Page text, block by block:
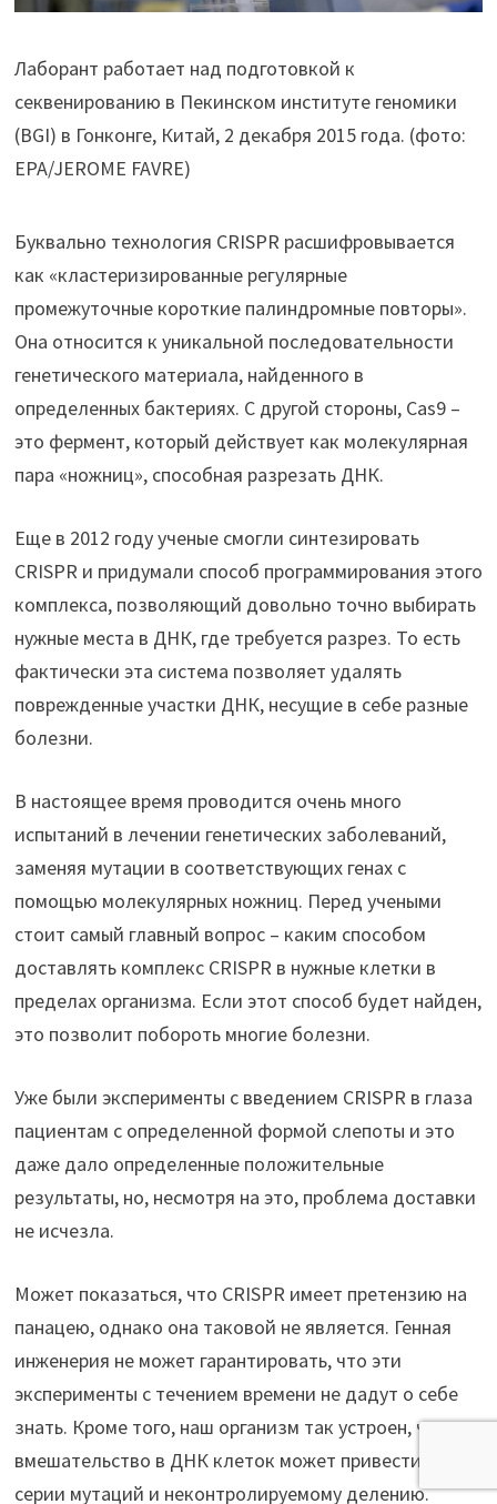
Лаборант работает над подготовкой к
секвенированию в Пекинском институте геномики
(BGI) в Гонконге, Китай, 2 декабря 2015 года. (фото:
EPA/JEROME FAVRE)
Буквально технология CRISPR расшифровывается
как «кластеризированные регулярные
промежуточные короткие палиндромные повторы».
Она относится к уникальной последовательности
генетического материала, найденного в
определенных бактериях. С другой стороны, Cas9 –
это фермент, который действует как молекулярная
пара «ножниц», способная разрезать ДНК.
Еще в 2012 году ученые смогли синтезировать
CRISPR и придумали способ программирования этого
комплекса, позволяющий довольно точно выбирать
нужные места в ДНК, где требуется разрез. То есть
фактически эта система позволяет удалять
поврежденные участки ДНК, несущие в себе разные
болезни.
В настоящее время проводится очень много
испытаний в лечении генетических заболеваний,
заменяя мутации в соответствующих генах с
помощью молекулярных ножниц. Перед учеными
стоит самый главный вопрос – каким способом
доставлять комплекс CRISPR в нужные клетки в
пределах организма. Если этот способ будет найден,
это позволит побороть многие болезни.
Уже были эксперименты с введением CRISPR в глаза
пациентам с определенной формой слепоты и это
даже дало определенные положительные
результаты, но, несмотря на это, проблема доставки
не исчезла.
Может показаться, что CRISPR имеет претензию на
панацею, однако она таковой не является. Генная
инженерия не может гарантировать, что эти
эксперименты с течением времени не дадут о себе
знать. Кроме того, наш организм так устроен, что
вмешательство в ДНК клеток может привести к
серии мутаций и неконтролируемому делению.